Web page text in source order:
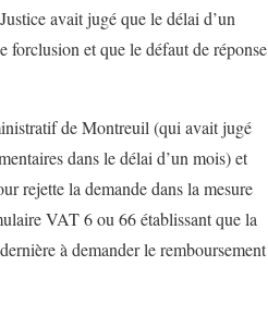
avait jugé que le délai d’un
forclusion et que le défaut de réponse
de Montreuil (qui avait jugé
dans le délai d’un mois) et
rejette la demande dans la mesure
VAT 6 ou 66 établissant que la
à demander le remboursement